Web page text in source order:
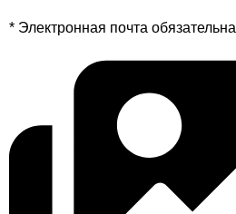
* Электронная почта обязательна